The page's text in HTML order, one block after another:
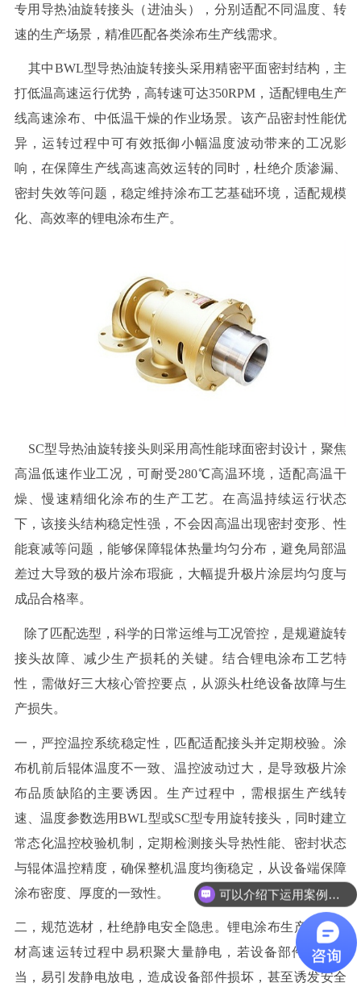
专用导热油旋转接头（进油头），分别适配不同温度、转
速的生产场景，精准匹配各类涂布生产线需求。
其中BWL型导热油旋转接头采用精密平面密封结构，主
打低温高速运行优势，高转速可达350RPM，适配锂电生产
线高速涂布、中低温干燥的作业场景。该产品密封性能优
异，运转过程中可有效抵御小幅温度波动带来的工况影
响，在保障生产线高速高效运转的同时，杜绝介质渗漏、
密封失效等问题，稳定维持涂布工艺基础环境，适配规模
化、高效率的锂电涂布生产。
SC型导热油旋转接头则采用高性能球面密封设计，聚焦
高温低速作业工况，可耐受280℃高温环境，适配高温干
燥、慢速精细化涂布的生产工艺。在高温持续运行状态
下，该接头结构稳定性强，不会因高温出现密封变形、性
能衰减等问题，能够保障辊体热量均匀分布，避免局部温
差过大导致的极片涂布瑕疵，大幅提升极片涂层均匀度与
成品合格率。
除了匹配选型，科学的日常运维与工况管控，是规避旋转
接头故障、减少生产损耗的关键。结合锂电涂布工艺特
性，需做好三大核心管控要点，从源头杜绝设备故障与生
产损失。
一，严控温控系统稳定性，匹配适配接头并定期校验。涂
布机前后辊体温度不一致、温控波动过大，是导致极片涂
布品质缺陷的主要诱因。生产过程中，需根据生产线转
速、温度参数选用BWL型或SC型专用旋转接头，同时建立
常态化温控校验机制，定期检测接头导热性能、密封状态
与辊体温控精度，确保整机温度均衡稳定，从设备端保障
涂布密度、厚度的一致性。
二，规范选材，杜绝静电安全隐患。锂电涂布生产线的基
材高速运转过程中易积聚大量静电，若设备部件选材不
当，易引发静电放电，造成设备部件损坏，甚至诱发安全
可以介绍下运用案例么？